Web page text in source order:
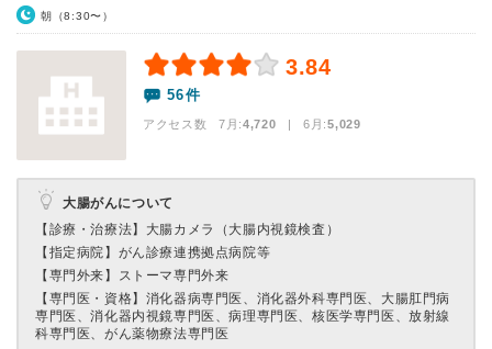
朝（8:30〜）
3.84
56件
アクセス数 7月:4,720 | 6月:5,029
大腸がんについて
【診療・治療法】 大腸カメラ（大腸内視鏡検査）
【指定病院】 がん診療連携拠点病院等
【専門外来】 ストーマ専門外来
【専門医・資格】 消化器病専門医、消化器外科専門医、大腸肛門病
専門医、消化器内視鏡専門医、病理専門医、核医学専門医、放射線
科専門医、がん薬物療法専門医